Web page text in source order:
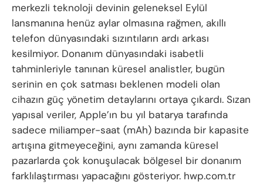
merkezli teknoloji devinin geleneksel Eylül
lansmanına henüz aylar olmasına rağmen, akıllı
telefon dünyasındaki sızıntıların ardı arkası
kesilmiyor. Donanım dünyasındaki isabetli
tahminleriyle tanınan küresel analistler, bugün
serinin en çok satması beklenen modeli olan
cihazın güç yönetim detaylarını ortaya çıkardı. Sızan
yapısal veriler, Apple’ın bu yıl batarya tarafında
sadece miliamper-saat (mAh) bazında bir kapasite
artışına gitmeyeceğini, aynı zamanda küresel
pazarlarda çok konuşulacak bölgesel bir donanım
farklılaştırması yapacağını gösteriyor. hwp.com.tr